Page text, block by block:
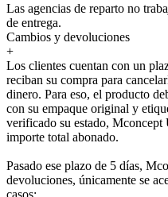
Las agencias de reparto no
de entrega.
Cambios y devoluciones
+
Los clientes cuentan con un
reciban su compra para
dinero. Para eso, el producto
con su empaque original y
verificado su estado,
importe total abonado.
Pasado ese plazo de 5 días,
devoluciones, únicamente se
casos: